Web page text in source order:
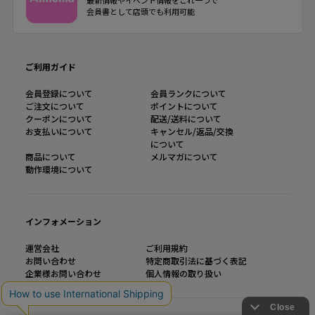
会員書として店頭でも利用可能
ご利用ガイド
会員登録について
会員ランクについて
ご注文について
ポイントについて
クーポンについて
配送/送料について
お支払いについて
キャンセル/返品/交換
について
商品について
メルマガについて
動作環境について
インフォメーション
運営会社
ご利用規約
お問い合わせ
特定商取引法に基づく表記
企業様お問い合わせ
個人情報の取り扱い